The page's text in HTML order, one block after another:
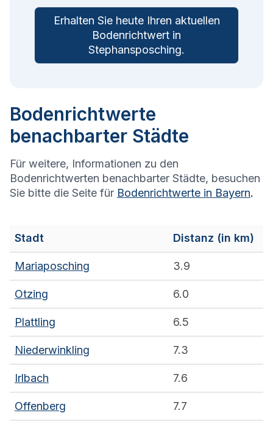
Erhalten Sie heute Ihren aktuellen
Bodenrichtwert in
Stephansposching.
Bodenrichtwerte
benachbarter Städte
Für weitere, Informationen zu den
Bodenrichtwerten benachbarter Städte, besuchen
Sie bitte die Seite für Bodenrichtwerte in Bayern.
Stadt Distanz (in km)
Mariaposching 3.9
Otzing 6.0
Plattling 6.5
Niederwinkling 7.3
Irlbach 7.6
Offenberg 7.7